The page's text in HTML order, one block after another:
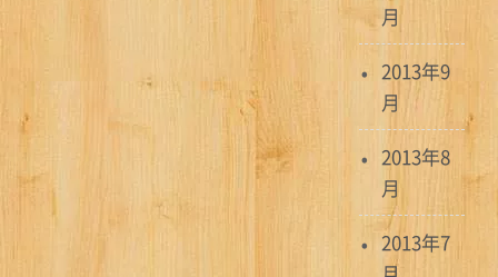
月
2013年9
月
2013年8
月
2013年7